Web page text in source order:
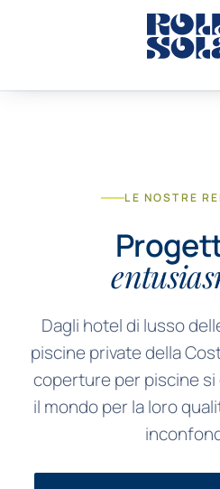
LE NOSTRE
Dagli hotel di lusso
piscine private della
coperture per piscine
il mondo per la loro